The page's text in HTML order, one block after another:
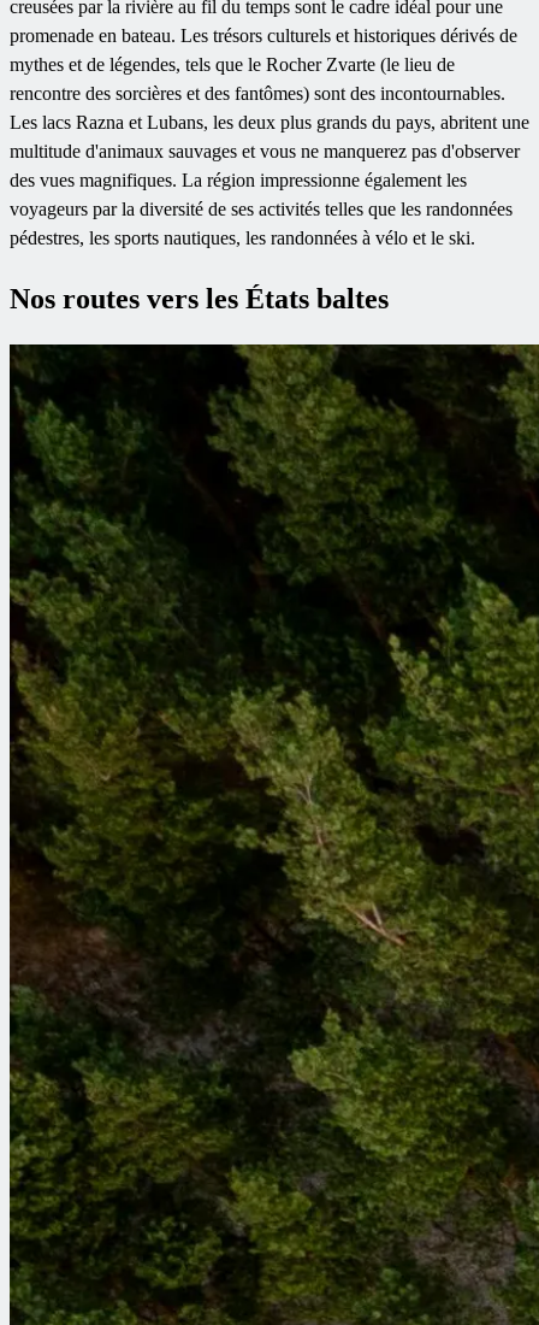
creusées par la rivière au fil du temps sont le cadre idéal pour une
promenade en bateau. Les trésors culturels et historiques dérivés de
mythes et de légendes, tels que le Rocher Zvarte (le lieu de
rencontre des sorcières et des fantômes) sont des incontournables.
Les lacs Razna et Lubans, les deux plus grands du pays, abritent une
multitude d'animaux sauvages et vous ne manquerez pas d'observer
des vues magnifiques. La région impressionne également les
voyageurs par la diversité de ses activités telles que les randonnées
pédestres, les sports nautiques, les randonnées à vélo et le ski.
Nos routes vers les États baltes